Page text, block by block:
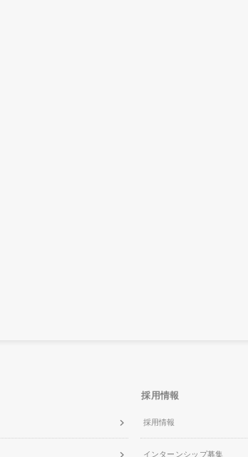
採用情報
採用情報
インターンシップ募集